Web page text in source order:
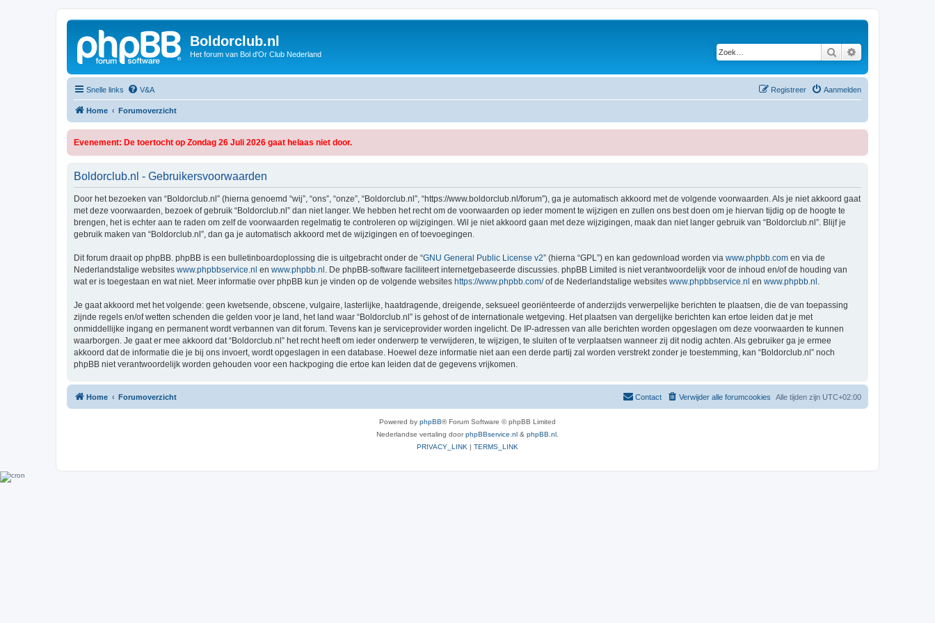
Boldorclub.nl
Het forum van Bol d'Or Club Nederland Zoek
Snelle links V&A Aanmelden
Registreer
Home Forumoverzicht
Evenement: De toertocht op Zondag 26 Juli 2026 gaat helaas niet door.
Boldorclub.nl - Gebruikersvoorwaarden
Door het bezoeken van “Boldorclub.nl” (hierna genoemd “wij”, “ons”, “onze”, “Boldorclub.nl”, “https://www.boldorclub.nl/forum”), ga je automatisch akkoord met de volgende voorwaarden. Als je niet akkoord gaat
met deze voorwaarden, bezoek of gebruik “Boldorclub.nl” dan niet langer. We hebben het recht om de voorwaarden op ieder moment te wijzigen en zullen ons best doen om je hiervan tijdig op de hoogte te
brengen, het is echter aan te raden om zelf de voorwaarden regelmatig te controleren op wijzigingen. Wil je niet akkoord gaan met deze wijzigingen, maak dan niet langer gebruik van “Boldorclub.nl”. Blijf je
gebruik maken van “Boldorclub.nl”, dan ga je automatisch akkoord met de wijzigingen en of toevoegingen.
Dit forum draait op phpBB. phpBB is een bulletinboardoplossing die is uitgebracht onder de “GNU General Public License v2” (hierna “GPL”) en kan gedownload worden via www.phpbb.com en via de
Nederlandstalige websites www.phpbbservice.nl en www.phpbb.nl . De phpBB-software faciliteert internetgebaseerde discussies. phpBB Limited is niet verantwoordelijk voor de inhoud en/of de houding van
wat er is toegestaan en wat niet. Meer informatie over phpBB kun je vinden op de volgende websites https://www.phpbb.com/of de Nederlandstalige websites www.phpbbservice.nl en www.phpbb.nl
Je gaat akkoord met het volgende: geen kwetsende, obscene, vulgaire, lasterlijke, haatdragende, dreigende, seksueel georiënteerde of anderzijds verwerpelijke berichten te plaatsen, die de van toepassing
zijnde regels en/of wetten schenden die gelden voor je land, het land waar “Boldorclub.nl” is gehost of de internationale wetgeving. Het plaatsen van dergelijke berichten kan ertoe leiden dat je met
onmiddellijke ingang en permanent wordt verbannen van dit forum. Tevens kan je serviceprovider worden ingelicht. De IP-adressen van alle berichten worden opgeslagen om deze voorwaarden te kunnen
waarborgen. Je gaat er mee akkoord dat “Boldorclub.nl” het recht heeft om ieder onderwerp te verwijderen, te wijzigen, te sluiten of te verplaatsen wanneer zij dit nodig achten. Als gebruiker ga je ermee
akkoord dat de informatie die je bij ons invoert, wordt opgeslagen in een database. Hoewel deze informatie niet aan een derde partij zal worden verstrekt zonder je toestemming, kan “Boldorclub.nl” noch
phpBB niet verantwoordelijk worden gehouden voor een hackpoging die ertoe kan leiden dat de gegevens vrijkomen.
Home Forumoverzicht Alle tijden zijn UTC+02:00
Verwijder alle forumcookies
Contact
Powered by phpBB® Forum Software © phpBB Limited
Nederlandse vertaling doorphpBBservice.nl & phpBB.nl
PRIVACY_LINK | TERMS_LINK